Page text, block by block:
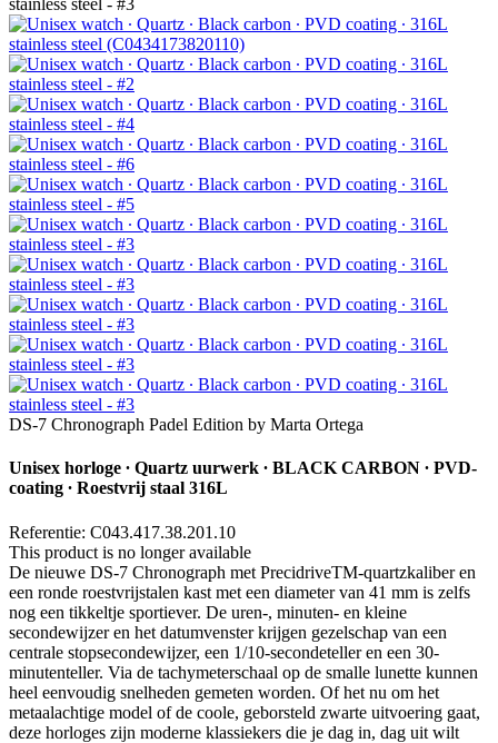
DS-7 Chronograph Padel Edition by Marta Ortega
Unisex horloge ∙ Quartz uurwerk ∙ BLACK CARBON ∙ PVD-
coating ∙ Roestvrij staal 316L
Referentie: C043.417.38.201.10
This product is no longer available
De nieuwe DS-7 Chronograph met PrecidriveTM-quartzkaliber en
een ronde roestvrijstalen kast met een diameter van 41 mm is zelfs
nog een tikkeltje sportiever. De uren-, minuten- en kleine
secondewijzer en het datumvenster krijgen gezelschap van een
centrale stopsecondewijzer, een 1/10-secondeteller en een 30-
minutenteller. Via de tachymeterschaal op de smalle lunette kunnen
heel eenvoudig snelheden gemeten worden. Of het nu om het
metaalachtige model of de coole, geborsteld zwarte uitvoering gaat,
deze horloges zijn moderne klassiekers die je dag in, dag uit wilt